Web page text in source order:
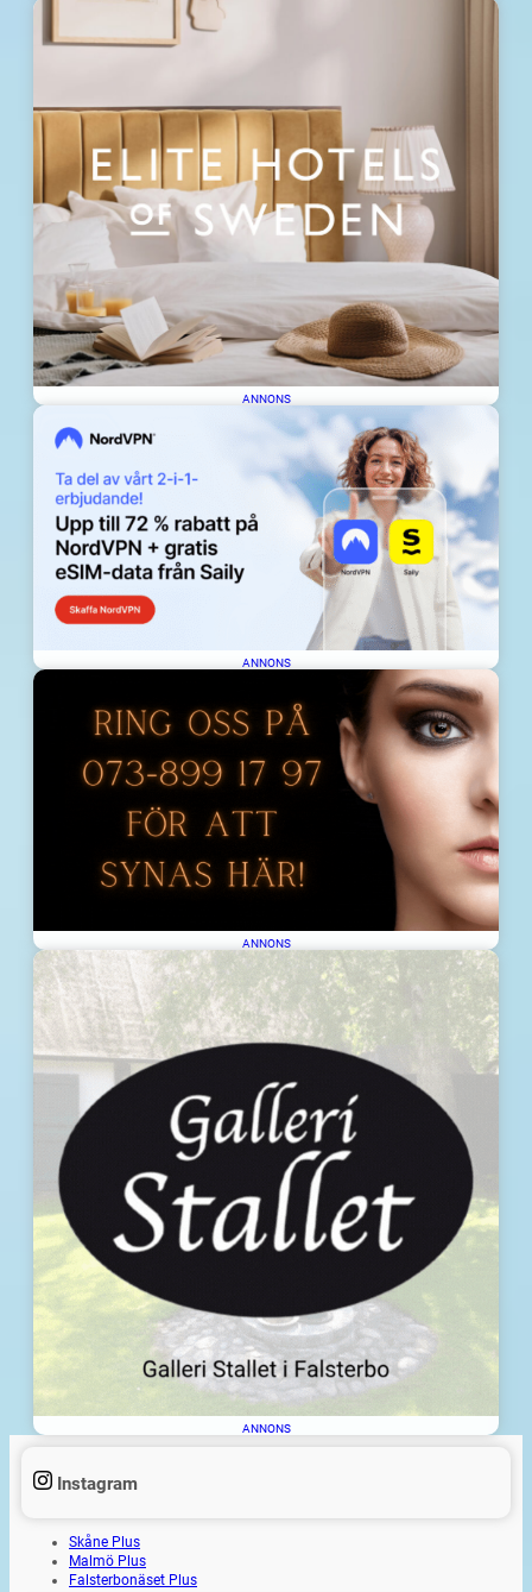
ANNONS
ANNONS
ANNONS
ANNONS
Instagram
Skåne Plus
Malmö Plus
Falsterbonäset Plus